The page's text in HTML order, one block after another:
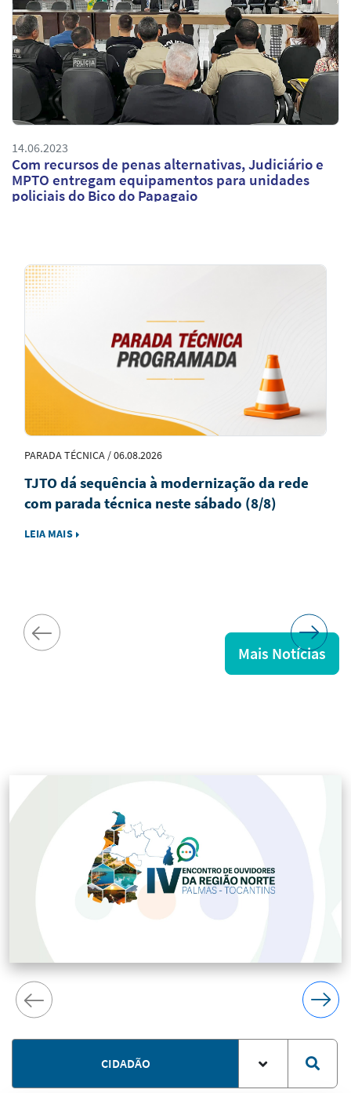
14.06.2023
Com recursos de penas alternativas, Judiciário e
MPTO entregam equipamentos para unidades
policiais do Bico do Papagaio
Notícias
em
PARADA TÉCNICA / 06.08.2026
TJTO dá sequência à modernização da rede
com parada técnica neste sábado (8/8)
LEIA MAIS
Mais Notícias
CIDADÃO